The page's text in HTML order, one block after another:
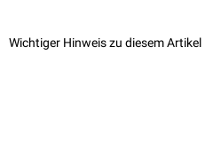
Wichtiger Hinweis zu diesem Artikel